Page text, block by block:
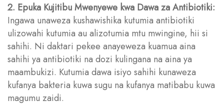
2. Epuka Kujitibu Mwenyewe kwa Dawa za Antibiotiki:
Ingawa unaweza kushawishika kutumia antibiotiki
ulizowahi kutumia au alizotumia mtu mwingine, hii si
sahihi. Ni daktari pekee anayeweza kuamua aina
sahihi ya antibiotiki na dozi kulingana na aina ya
maambukizi. Kutumia dawa isiyo sahihi kunaweza
kufanya bakteria kuwa sugu na kufanya matibabu kuwa
magumu zaidi.